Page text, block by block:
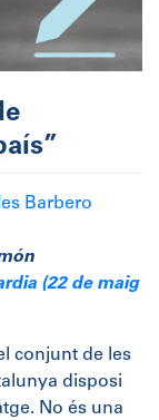
Barbero
(22 de maig
conjunt de les
disposi
No és una